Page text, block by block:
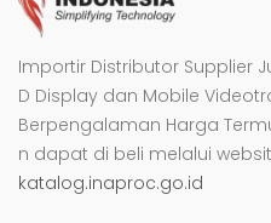
Importir Distributor Supplier
D Display dan Mobile
Berpengalaman Harga
n dapat di beli melalui
katalog.inaproc.go.id